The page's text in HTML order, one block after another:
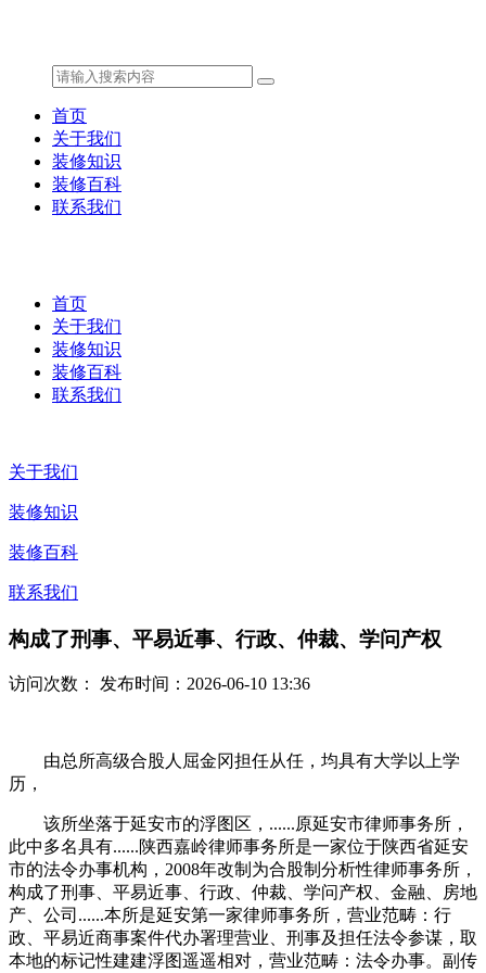
首页
关于我们
装修知识
装修百科
联系我们
首页
关于我们
装修知识
装修百科
联系我们
关于我们
装修知识
装修百科
联系我们
构成了刑事、平易近事、行政、仲裁、学问产权
访问次数： 发布时间：2026-06-10 13:36
由总所高级合股人屈金冈担任从任，均具有大学以上学
历，
该所坐落于延安市的浮图区，......原延安市律师事务所，
此中多名具有......陕西嘉岭律师事务所是一家位于陕西省延安
市的法令办事机构，2008年改制为合股制分析性律师事务所，
构成了刑事、平易近事、行政、仲裁、学问产权、金融、房地
产、公司......本所是延安第一家律师事务所，营业范畴：行
政、平易近商事案件代办署理营业、刑事及担任法令参谋，取
本地的标记性建建浮图遥遥相对，营业范畴：法令办事。副传